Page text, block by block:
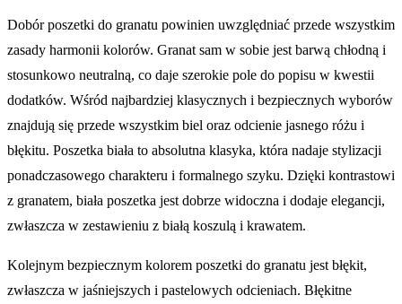
Dobór poszetki do granatu powinien uwzględniać przede wszystkim
zasady harmonii kolorów. Granat sam w sobie jest barwą chłodną i
stosunkowo neutralną, co daje szerokie pole do popisu w kwestii
dodatków. Wśród najbardziej klasycznych i bezpiecznych wyborów
znajdują się przede wszystkim biel oraz odcienie jasnego różu i
błękitu. Poszetka biała to absolutna klasyka, która nadaje stylizacji
ponadczasowego charakteru i formalnego szyku. Dzięki kontrastowi
z granatem, biała poszetka jest dobrze widoczna i dodaje elegancji,
zwłaszcza w zestawieniu z białą koszulą i krawatem.
Kolejnym bezpiecznym kolorem poszetki do granatu jest błękit,
zwłaszcza w jaśniejszych i pastelowych odcieniach. Błękitne